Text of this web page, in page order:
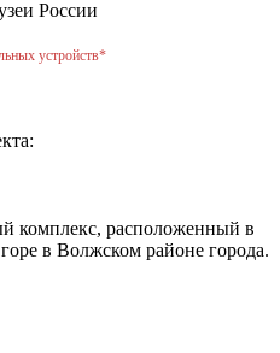
устройств*
комплекс, расположенный в
в Волжском районе города.